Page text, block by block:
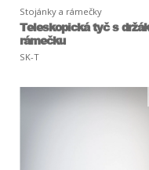
Stojánky a rámečky
Teleskopická tyč s
rámečku
SK-T